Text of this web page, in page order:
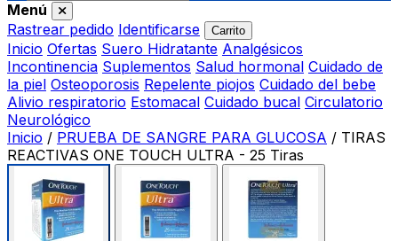
Menú
Rastrear pedido Identificarse Carrito
Inicio Ofertas Suero Hidratante Analgésicos
Incontinencia Suplementos Salud hormonal Cuidado de
la piel Osteoporosis Repelente piojos Cuidado del bebe
Alivio respiratorio Estomacal Cuidado bucal Circulatorio
Neurológico
Inicio / PRUEBA DE SANGRE PARA GLUCOSA / TIRAS
REACTIVAS ONE TOUCH ULTRA - 25 Tiras